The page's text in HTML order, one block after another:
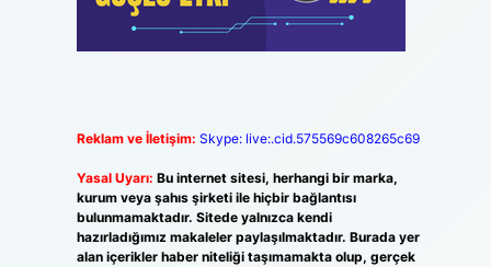
Reklam ve İletişim: Skype: live:.cid.575569c608265c69
Yasal Uyarı: Bu internet sitesi, herhangi bir marka,
kurum veya şahıs şirketi ile hiçbir bağlantısı
bulunmamaktadır. Sitede yalnızca kendi
hazırladığımız makaleler paylaşılmaktadır. Burada yer
alan içerikler haber niteliği taşımamakta olup, gerçek